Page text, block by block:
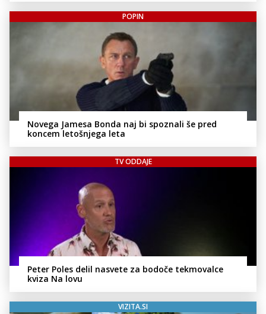
POPIN
Novega Jamesa Bonda naj bi spoznali še pred
koncem letošnjega leta
TV ODDAJE
Peter Poles delil nasvete za bodoče tekmovalce
kviza Na lovu
VIZITA.SI